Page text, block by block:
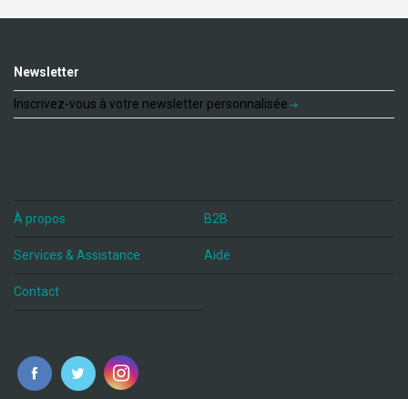
Newsletter
Inscrivez-vous à votre newsletter personnalisée
À propos B2B
Services & Assistance Aide
Contact
fr